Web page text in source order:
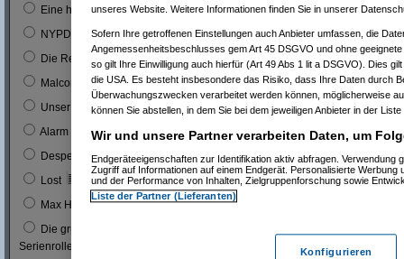
Eine himmlische Familie 1 0 %
NYPD Blue 0
Die Rettungsflieger 0
Malcom 9 3 %
Unser Charly 0
Alarm für Cobra 11 0
Desperate Housewives 1 %
Lost 7 3 %
Max Headroom
Die grüne Hornisse (Bruce Lee´s erste
Serienrolle...)
0
unseres Website. Weitere Informationen finden Sie in unserer
Sofern Ihre getroffenen Einstellungen auch Anbieter umfassen, die
Angemessenheitsbeschlusses gem Art 45 DSGVO und ohne
so gilt Ihre Einwilligung auch hierfür (Art 49 Abs 1 lit a DSGVO). Dies
die USA. Es besteht insbesondere das Risiko, dass Ihre Daten durch
Überwachungszwecken verarbeitet werden können, möglicherweise
können Sie abstellen, in dem Sie bei dem jeweiligen Anbieter in der
Wir und unsere Partner verarbeiten Daten, um
Endgeräteeigenschaften zur Identifikation aktiv abfragen. Verwendung
Zugriff auf Informationen auf einem Endgerät. Personalisierte Werbung
und der Performance von Inhalten, Zielgruppenforschung sowie
Liste der Partner (Lieferanten)
Konfigurieren